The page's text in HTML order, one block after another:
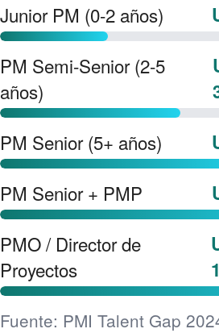
Junior PM (0-2 años)
PM Semi-Senior (2-5
años)
PM Senior (5+ años)
PM Senior + PMP
PMO / Director de
Proyectos
Fuente: PMI Talent Gap